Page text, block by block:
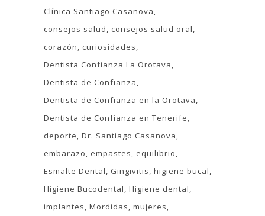
Clínica Santiago Casanova
consejos salud
consejos salud oral
corazón
curiosidades
Dentista Confianza La Orotava
Dentista de Confianza
Dentista de Confianza en la Orotava
Dentista de Confianza en Tenerife
deporte Dr. Santiago Casanova
embarazo
empastes
equilibrio
Esmalte Dental
Gingivitis higiene bucal
Higiene Bucodental Higiene dental
implantes Mordidas mujeres